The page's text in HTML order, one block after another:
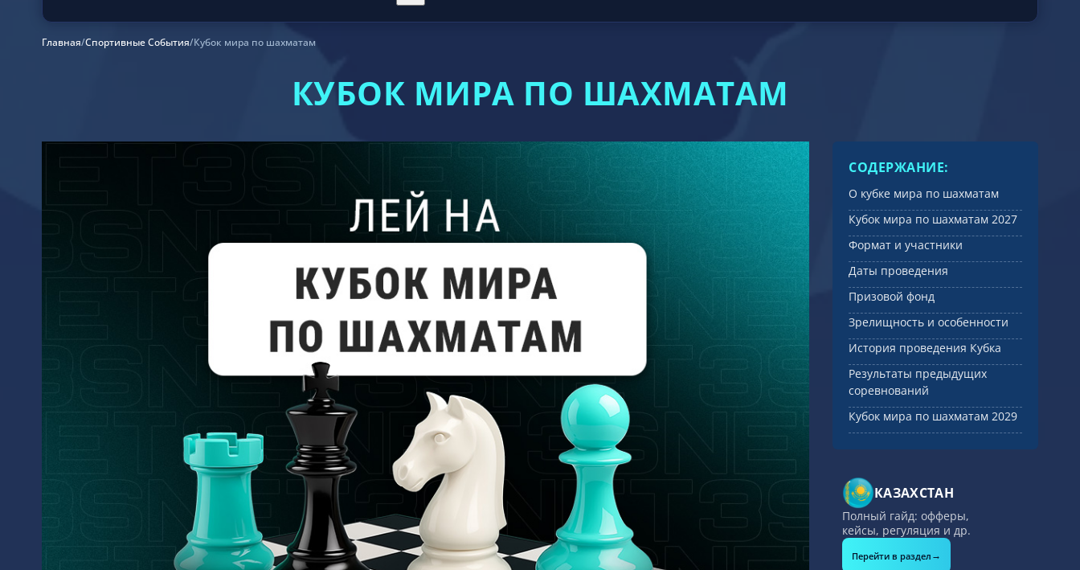
Главная/Спортивные События/Кубок мира по шахматам
КУБОК МИРА ПО ШАХМАТАМ
СОДЕРЖАНИЕ:
О кубке мира по шахматам
Кубок мира по шахматам 2027
Формат и участники
Даты проведения
Призовой фонд
Зрелищность и особенности
История проведения Кубка
Результаты предыдущих
соревнований
Кубок мира по шахматам 2029
КАЗАХСТАН
Полный гайд: офферы,
кейсы, регуляция и др.
Перейти в раздел →